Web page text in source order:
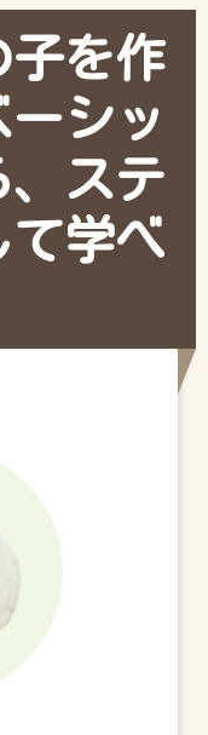
子を作
シッ
、ステ
て学べ